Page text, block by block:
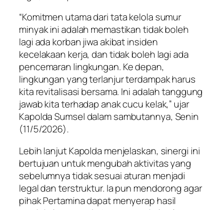
“Komitmen utama dari tata kelola sumur
minyak ini adalah memastikan tidak boleh
lagi ada korban jiwa akibat insiden
kecelakaan kerja, dan tidak boleh lagi ada
pencemaran lingkungan. Ke depan,
lingkungan yang terlanjur terdampak harus
kita revitalisasi bersama. Ini adalah tanggung
jawab kita terhadap anak cucu kelak,” ujar
Kapolda Sumsel dalam sambutannya, Senin
(11/5/2026).
Lebih lanjut Kapolda menjelaskan, sinergi ini
bertujuan untuk mengubah aktivitas yang
sebelumnya tidak sesuai aturan menjadi
legal dan terstruktur. Ia pun mendorong agar
pihak Pertamina dapat menyerap hasil